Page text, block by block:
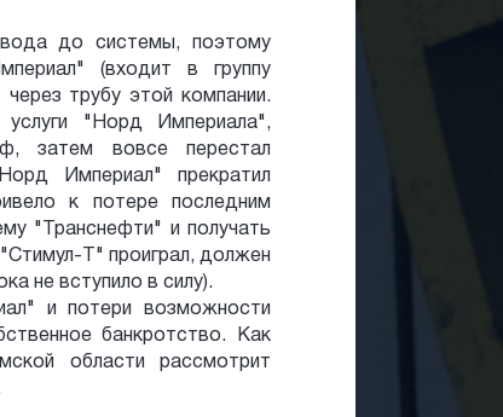
до системы, поэтому
(входит в группу
трубу этой компании.
"Норд Империала",
затем вовсе перестал
Империал" прекратил
к потере последним
"Транснефти" и получать
Т" проиграл, должен
не вступило в силу).
и потери возможности
банкротство. Как
области рассмотрит